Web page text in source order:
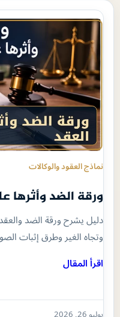
نماذج العقود والوكالات
ورقة الضد وأثرها
دليل يشرح ورقة الضد
وتجاه الغير وطرق إثبات
اقرأ المقال